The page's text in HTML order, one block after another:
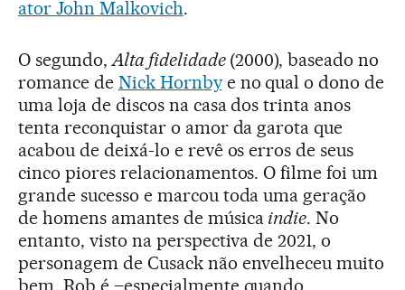
ator John Malkovich.
O segundo,Alta fidelidade(2000), baseado no
romance de Nick Hornbye no qual o dono de
uma loja de discos na casa dos trinta anos
tenta reconquistar o amor da garota que
acabou de deixá-lo e revê os erros de seus
cinco piores relacionamentos. O filme foi um
grande sucesso e marcou toda uma geração
de homens amantes de música indie. No
entanto, visto na perspectiva de 2021, o
personagem de Cusack não envelheceu muito